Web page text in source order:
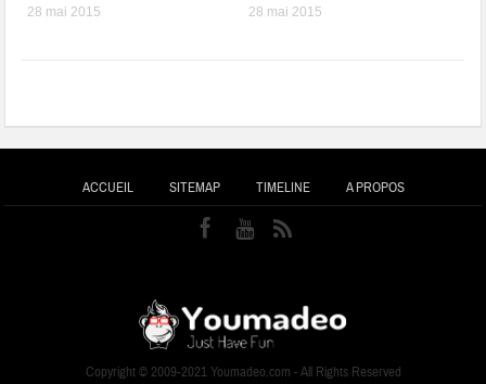
28 mai 2015 28 mai 2015
ACCUEIL SITEMAP TIMELINE A PROPOS
Copyright © 2009-2021 Youmadeo.com - All Rights Reserved